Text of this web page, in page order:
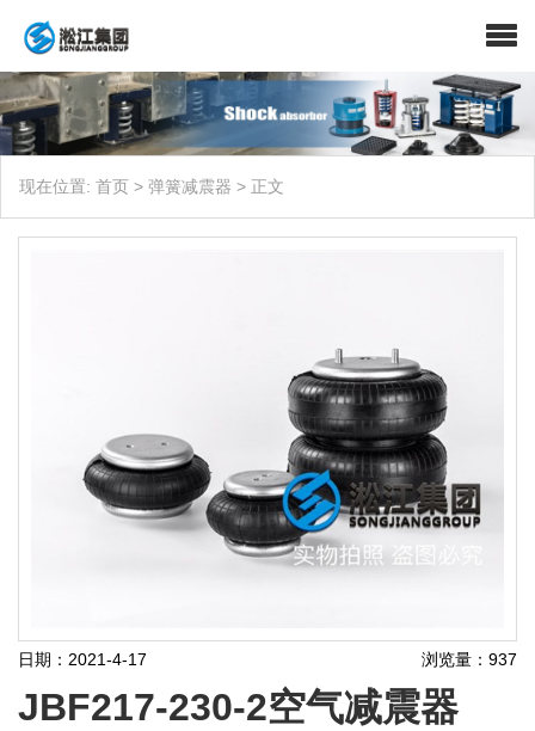
现在位置: 首页 > 弹簧减震器 > 正文
日期：2021-4-17 浏览量：937
JBF217-230-2空气减震器